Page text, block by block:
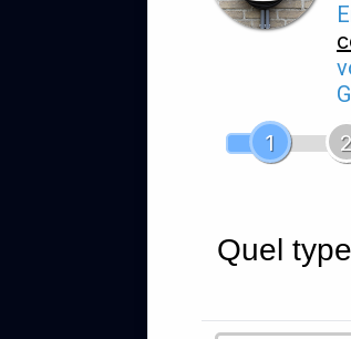
1
2
Quel